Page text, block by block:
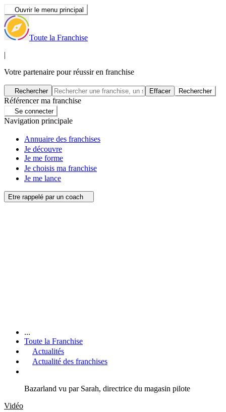
Ouvrir le menu principal
Toute la Franchise
|
Votre partenaire pour réussir en franchise
Rechercher Effacer Rechercher
Référencer ma franchise
Se connecter
Navigation principale
Annuaire des franchises
Je découvre
Je me forme
Je choisis ma franchise
Je me lance
Etre rappelé par un coach
...
Toute la Franchise
Actualités
Actualité des franchises
Bazarland vu par Sarah, directrice du magasin pilote
Vidéo